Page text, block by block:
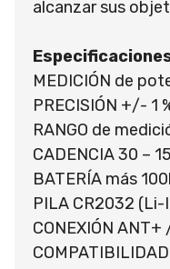
alcanzar sus
MEDICIÓN de
PRECISIÓN +/- 1
RANGO de
CADENCIA 30 –
BATERÍA más
PILA CR2032
CONEXIÓN